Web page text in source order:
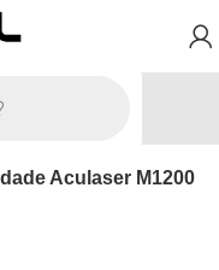
Aculaser M1200